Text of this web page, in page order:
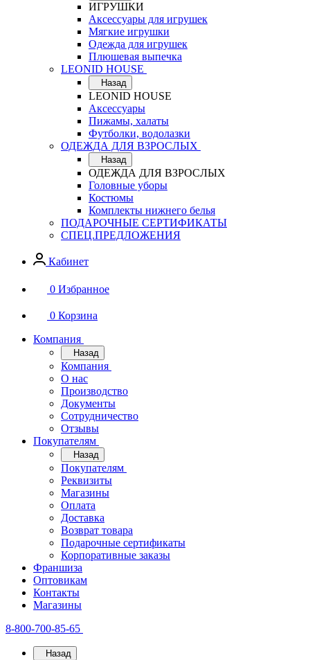
ИГРУШКИ
Аксессуары для игрушек
Мягкие игрушки
Одежда для игрушек
Плюшевая выпечка
LEONID HOUSE
Назад
LEONID HOUSE
Аксессуары
Пижамы, халаты
Футболки, водолазки
ОДЕЖДА ДЛЯ ВЗРОСЛЫХ
Назад
ОДЕЖДА ДЛЯ ВЗРОСЛЫХ
Головные уборы
Костюмы
Комплекты нижнего белья
ПОДАРОЧНЫЕ СЕРТИФИКАТЫ
СПЕЦ.ПРЕДЛОЖЕНИЯ
Кабинет
0 Избранное
0 Корзина
Компания
Назад
Компания
О нас
Производство
Документы
Сотрудничество
Отзывы
Покупателям
Назад
Покупателям
Реквизиты
Магазины
Оплата
Доставка
Возврат товара
Подарочные сертификаты
Корпоративные заказы
Франшиза
Оптовикам
Контакты
Магазины
8-800-700-85-65
Назад